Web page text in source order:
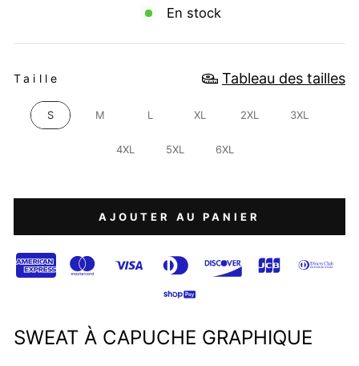
En stock
Taille Tableau des tailles
S M L XL 2XL 3XL
4XL 5XL 6XL
AJOUTER AU PANIER
SWEAT À CAPUCHE GRAPHIQUE